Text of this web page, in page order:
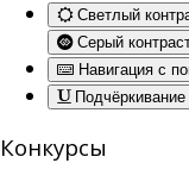
Светлый
Серый
Навигация с
Конкурсы